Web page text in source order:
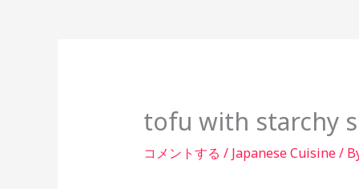
tofu with starchy
コメントする / Japanese Cuisine/